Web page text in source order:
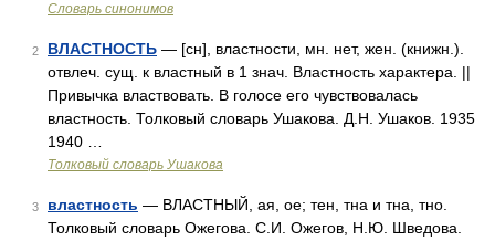
Словарь синонимов
2 ВЛАСТНОСТЬ — [сн], властности, мн. нет, жен. (книжн.).
отвлеч. сущ. к властный в 1 знач. Властность характера. ||
Привычка властвовать. В голосе его чувствовалась
властность. Толковый словарь Ушакова. Д.Н. Ушаков. 1935
1940 …
Толковый словарь Ушакова
3 властность — ВЛАСТНЫЙ, ая, ое; тен, тна и тна, тно.
Толковый словарь Ожегова. С.И. Ожегов, Н.Ю. Шведова.